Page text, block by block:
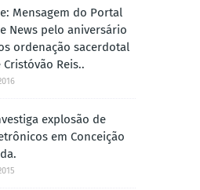
Mensagem do Portal
News pelo aniversário
ordenação sacerdotal
Reis..
explosão de
em Conceição